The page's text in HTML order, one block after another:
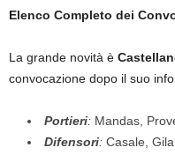
Elenco Completo dei
La grande novità è
convocazione dopo il suo
Portieri: Mandas,
Difensori: Casale,